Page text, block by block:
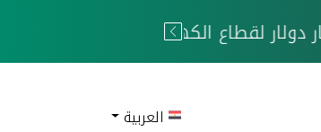
العربية